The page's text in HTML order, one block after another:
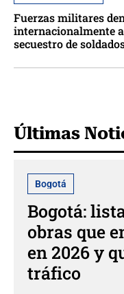
Fuerzas militares
internacionalmente
secuestro de
Últimas
Bogotá
Bogotá:
obras que
en 2026 y
tráfico